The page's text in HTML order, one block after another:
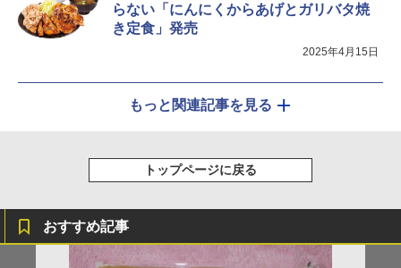
らない「にんにくからあげとガリバタ焼
き定食」発売
2025年4月15日
もっと関連記事を見る
トップページに戻る
おすすめ記事